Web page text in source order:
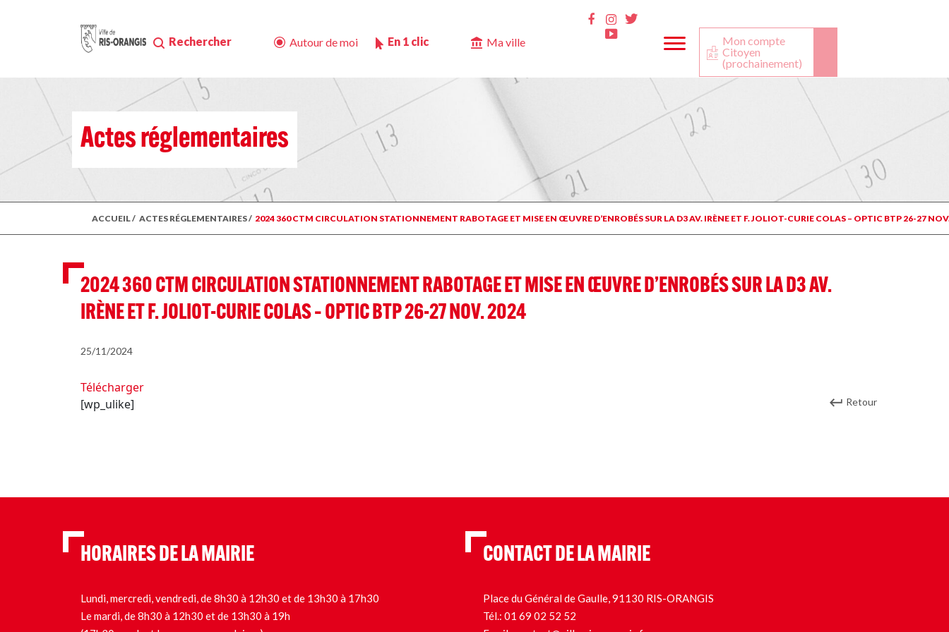
Rechercher Autour de moi En 1 clic Ma ville
Facebook
InstaTwitter
Youtube
Mon compte
Citoyen
(prochainement)
Actes réglementaires
ACCUEIL/ ACTES RÉGLEMENTAIRES/ 2024 360 CTM CIRCULATION STATIONNEMENT RABOTAGE ET MISE EN ŒUVRE D’ENROBÉS SUR LA D3 AV. IRÈNE ET F. JOLIOT-CURIE COLAS – OPTIC BTP 26-27
2024 360 CTM CIRCULATION STATIONNEMENT RABOTAGE ET MISE EN ŒUVRE D’ENROBÉS SUR LA D3 AV.
IRÈNE ET F. JOLIOT-CURIE COLAS – OPTIC BTP 26-27 NOV. 2024
25/11/2024
Télécharger
[wp_ulike]
Retour
HORAIRES DE LA MAIRIE
Lundi, mercredi, vendredi, de 8h30 à 12h30 et de 13h30 à 17h30
Le mardi, de 8h30 à 12h30 et de 13h30 à 19h
CONTACT DE LA MAIRIE
Place du Général de Gaulle, 91130 RIS-ORANGIS
Tél.: 01 69 02 52 52